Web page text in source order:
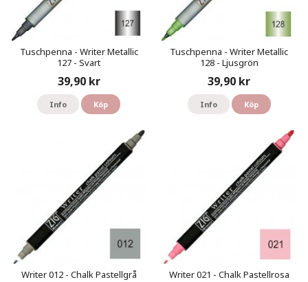
Tuschpenna - Writer Metallic
127 - Svart
39,90 kr
Info Köp
Tuschpenna - Writer Metallic
128 - Ljusgrön
39,90 kr
Info Köp
Writer 012 - Chalk Pastellgrå Writer 021 - Chalk Pastellrosa